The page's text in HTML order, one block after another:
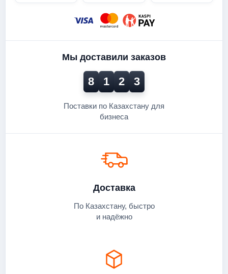
Мы доставили заказов
8 1 2 3
Поставки по Казахстану для
бизнеса
Доставка
По Казахстану, быстро
и надёжно